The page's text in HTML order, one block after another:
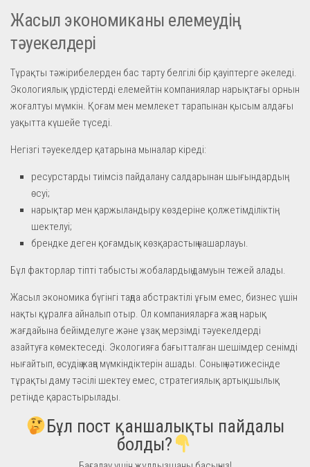
Жасыл экономиканы елемеудің
тәуекелдері
Тұрақты тәжірибелерден бас тарту белгілі бір қауіптерге әкеледі.
Экологиялық үрдістерді елемейтін компаниялар нарықтағы орнын
жоғалтуы мүмкін. Қоғам мен мемлекет тарапынан қысым алдағы
уақытта күшейе түседі.
Негізгі тәуекелдер қатарына мыналар кіреді:
ресурстарды тиімсіз пайдалану салдарынан шығындардың
өсуі;
нарықтар мен қаржыландыру көздеріне қолжетімділіктің
шектелуі;
брендке деген қоғамдық көзқарастың нашарлауы.
Бұл факторлар тіпті табысты жобалардың дамуын тежей алады.
Жасыл экономика бүгінгі таңда абстрактілі ұғым емес, бизнес үшін
нақты құралға айналып отыр. Ол компанияларға жаңа нарық
жағдайына бейімделуге және ұзақ мерзімді тәуекелдерді
азайтуға көмектеседі. Экологияға бағытталған шешімдер сенімді
нығайтып, өсудің жаңа мүмкіндіктерін ашады. Соның нәтижесінде
тұрақты даму тәсілі шектеу емес, стратегиялық артықшылық
ретінде қарастырылады.
Бұл пост қаншалықты пайдалы
болды?